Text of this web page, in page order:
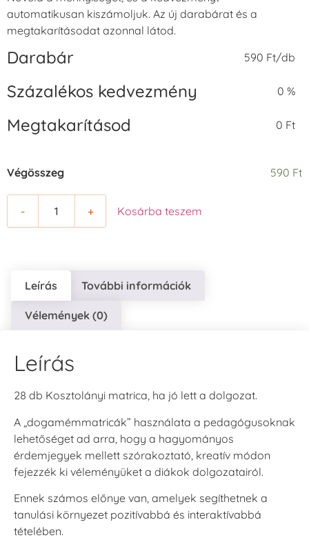
automatikusan kiszámoljuk. Az új darabárat és a
megtakarításodat azonnal látod.
Darabár 590 Ft/db
Százalékos kedvezmény 0 %
Megtakarításod 0 Ft
Végösszeg 590 Ft
- + Kosárba teszem
Leírás További információk
Vélemények (0)
Leírás
28 db Kosztolányi matrica, ha jó lett a dolgozat.
A „dogamémmatricák” használata a pedagógusoknak
lehetőséget ad arra, hogy a hagyományos
érdemjegyek mellett szórakoztató, kreatív módon
fejezzék ki véleményüket a diákok dolgozatairól.
Ennek számos előnye van, amelyek segíthetnek a
tanulási környezet pozitívabbá és interaktívabbá
tételében.